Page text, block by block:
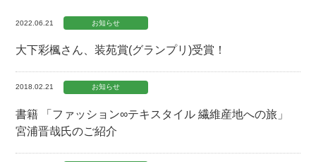
2022.06.21 お知らせ
大下彩楓さん、装苑賞(グランプリ)受賞！
2018.02.21 お知らせ
書籍 「ファッション∞テキスタイル 繊維産地への旅」
宮浦晋哉氏のご紹介